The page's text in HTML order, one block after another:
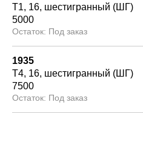
Т1 16 шестигранный (ШГ)
5000
Под заказ
1935
Т4 16 шестигранный (ШГ)
7500
Под заказ